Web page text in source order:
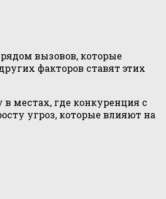
вызовов, которые
факторов ставят этих
местах, где конкуренция с
угроз, которые влияют на